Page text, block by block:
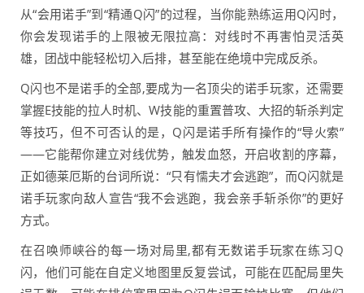
从“会用诺手”到“精通Q闪”的过程，当你能熟练运用Q闪时，
你会发现诺手的上限被无限拉高：对线时不再害怕灵活英
雄，团战中能轻松切入后排，甚至能在绝境中完成反杀。
Q闪也不是诺手的全部,要成为一名顶尖的诺手玩家，还需要
掌握E技能的拉人时机、W技能的重置普攻、大招的斩杀判定
等技巧，但不可否认的是，Q闪是诺手所有操作的“导火索”
——它能帮你建立对线优势，触发血怒，开启收割的序幕，
正如德莱厄斯的台词所说：“只有懦夫才会逃跑”，而Q闪就是
诺手玩家向敌人宣告“我不会逃跑，我会亲手斩杀你”的更好
方式。
在召唤师峡谷的每一场对局里,都有无数诺手玩家在练习Q
闪，他们可能在自定义地图里反复尝试，可能在匹配局里失